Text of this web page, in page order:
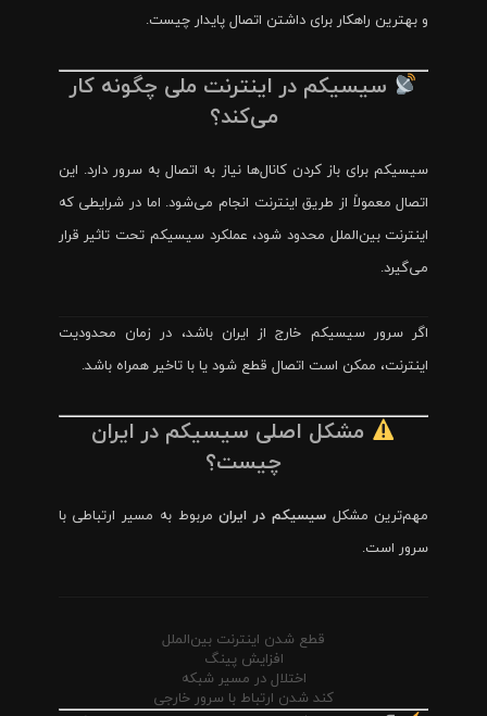
و بهترین راهکار برای داشتن اتصال پایدار چیست.
سیسیکم در اینترنت ملی چگونه کار
می‌کند؟
سیسیکم برای باز کردن کانال‌ها نیاز به اتصال به سرور دارد. این
اتصال معمولاً از طریق اینترنت انجام می‌شود. اما در شرایطی که
اینترنت بین‌الملل محدود شود، عملکرد سیسیکم تحت تاثیر قرار
می‌گیرد.
اگر سرور سیسیکم خارج از ایران باشد، در زمان محدودیت
اینترنت، ممکن است اتصال قطع شود یا با تاخیر همراه باشد.
مشکل اصلی سیسیکم در ایران
چیست؟
مهم‌ترین مشکلسیسیکم در ایرانمربوط به مسیر ارتباطی با
سرور است.
قطع شدن اینترنت بین‌الملل
افزایش پینگ
اختلال در مسیر شبکه
کند شدن ارتباط با سرور خارجی